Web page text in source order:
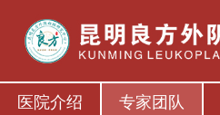
医院介绍 专家团队